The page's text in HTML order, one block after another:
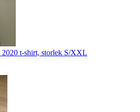
t-shirt, storlek S/XXL